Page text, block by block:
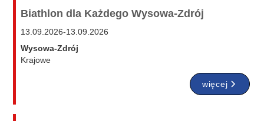
Biathlon dla Każdego Wysowa-Zdrój
13.09.2026-13.09.2026
Wysowa-Zdrój
Krajowe
więcej